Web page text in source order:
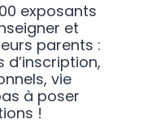
exposants
et
parents :
d’inscription,
vie
à poser
!